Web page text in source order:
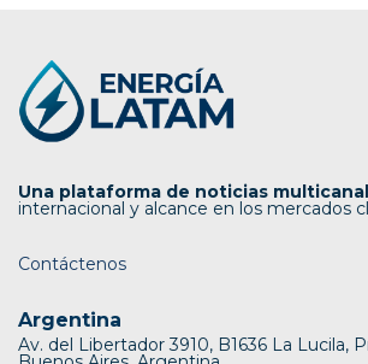
Una plataforma de noticias multicanal
internacional y alcance en los mercados
Contáctenos
Argentina
Av. del Libertador 3910, B1636 La Lucila,